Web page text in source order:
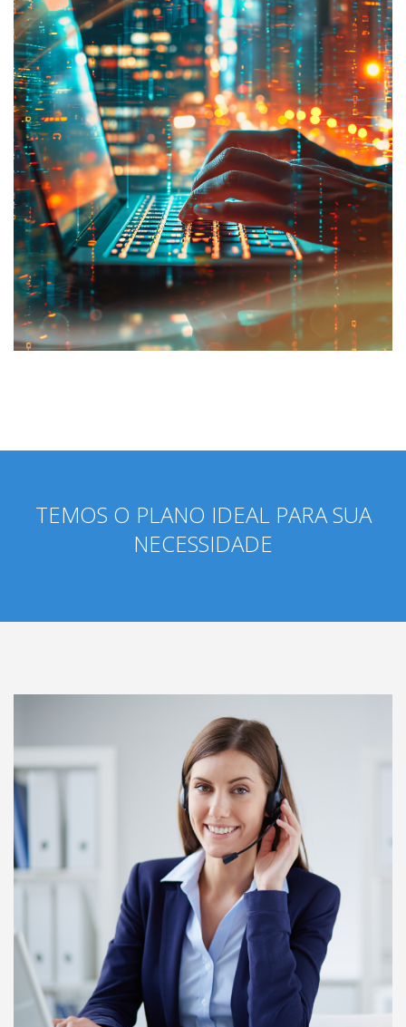
TEMOS O PLANO IDEAL PARA SUA
NECESSIDADE